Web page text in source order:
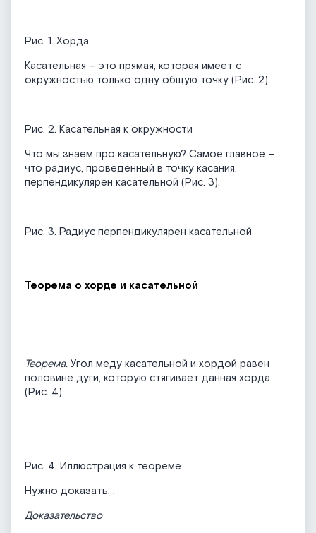
Рис. 1. Хорда
Касательная – это прямая, которая имеет с
окружностью только одну общую точку (Рис. 2).
Рис. 2. Касательная к окружности
Что мы знаем про касательную? Самое главное –
что радиус, проведенный в точку касания,
перпендикулярен касательной (Рис. 3).
Рис. 3. Радиус перпендикулярен касательной
Теорема о хорде и касательной
Теорема. Угол меду касательной и хордой равен
половине дуги, которую стягивает данная хорда
(Рис. 4).
Рис. 4. Иллюстрация к теореме
Нужно доказать: .
Доказательство